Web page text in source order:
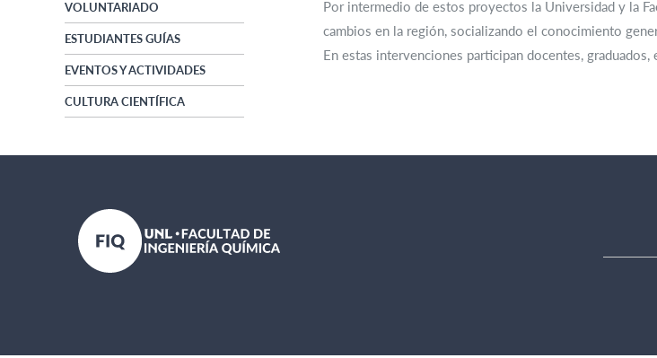
VOLUNTARIADO
ESTUDIANTES GUÍAS
EVENTOS Y ACTIVIDADES
CULTURA CIENTÍFICA
Por intermedio de estos proyectos la Universidad y la
cambios en la región, socializando el conocimiento
En estas intervenciones participan docentes,